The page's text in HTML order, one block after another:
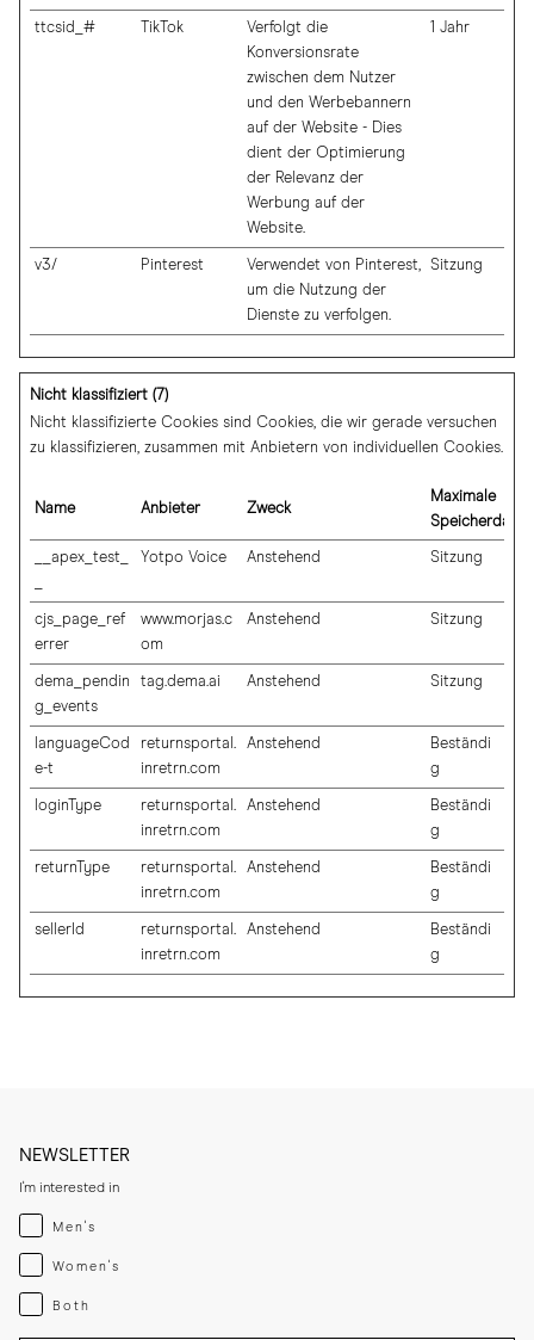
ttcsid_# TikTok
Verfolgt die
Konversionsrate
zwischen dem Nutzer
und den Werbebannern
auf der Website - Dies
dient der Optimierung
der Relevanz der
Werbung auf der
Website.
1 Jahr
v3/ Pinterest
Verwendet von Pinterest,
um die Nutzung der
Dienste zu verfolgen.
Sitzung
Nicht klassifiziert (7)
Nicht klassifizierte Cookies sind Cookies, die wir gerade versuchen
zu klassifizieren, zusammen mit Anbietern von individuellen Cookies.
Name Anbieter Zweck
Maximale
Speicherdauer
__apex_test_
Yotpo Voice Anstehend Sitzung
cjs_page_ref
errer
www.morjas.c
om
Anstehend Sitzung
dema_pendin
g_events
tag.dema.ai Anstehend Sitzung
languageCod
e-t
returnsportal.
inretrn.com
Anstehend
Beständi
g
loginType
returnsportal.
inretrn.com
Anstehend
Beständi
g
returnType
returnsportal.
inretrn.com
Anstehend
Beständi
g
sellerId
returnsportal.
inretrn.com
Anstehend
Beständi
g
NEWSLETTER
I'm interested in
Menswear
Men's
Womenswear
Women's
Both
Both